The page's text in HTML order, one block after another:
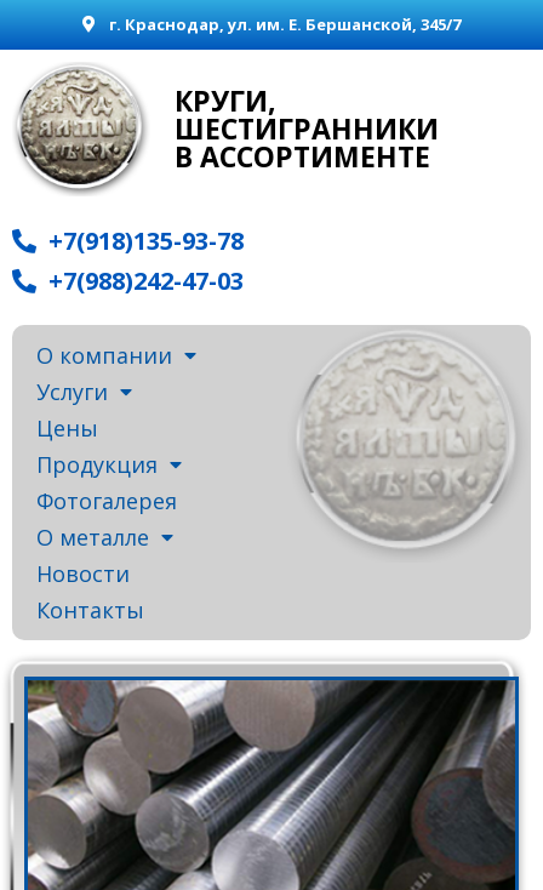
г. Краснодар, ул. им. Е. Бершанской, 345/7
КРУГИ,
ШЕСТИГРАННИКИ
В АССОРТИМЕНТЕ
+7(918)135-93-78
+7(988)242-47-03
О компании
Услуги
Цены
Продукция
Фотогалерея
О металле
Новости
Контакты